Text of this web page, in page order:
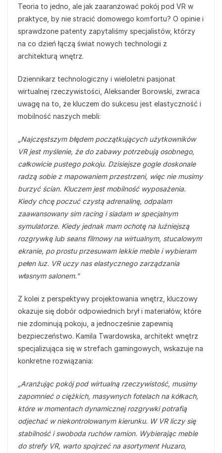
Teoria to jedno, ale jak zaaranżować pokój pod VR w
praktyce, by nie stracić domowego komfortu? O opinie i
sprawdzone patenty zapytaliśmy specjalistów, którzy
na co dzień łączą świat nowych technologii z
architekturą wnętrz.
Dziennikarz technologiczny i wieloletni pasjonat
wirtualnej rzeczywistości, Aleksander Borowski, zwraca
uwagę na to, że kluczem do sukcesu jest elastyczność i
mobilność naszych mebli:
„Najczęstszym błędem początkujących użytkowników
VR jest myślenie, że do zabawy potrzebują osobnego,
całkowicie pustego pokoju. Dzisiejsze gogle doskonale
radzą sobie z mapowaniem przestrzeni, więc nie musimy
burzyć ścian. Kluczem jest mobilność wyposażenia.
Kiedy chcę poczuć czystą adrenalinę, odpalam
zaawansowany sim racing i siadam w specjalnym
symulatorze. Kiedy jednak mam ochotę na luźniejszą
rozgrywkę lub seans filmowy na wirtualnym, stucalowym
ekranie, po prostu przesuwam lekkie meble i wybieram
pełen luz. VR uczy nas elastycznego zarządzania
własnym salonem.”
Z kolei z perspektywy projektowania wnętrz, kluczowy
okazuje się dobór odpowiednich brył i materiałów, które
nie zdominują pokoju, a jednocześnie zapewnią
bezpieczeństwo. Kamila Twardowska, architekt wnętrz
specjalizująca się w strefach gamingowych, wskazuje na
konkretne rozwiązania:
„Aranżując pokój pod wirtualną rzeczywistość, musimy
zapomnieć o ciężkich, masywnych fotelach na kółkach,
które w momentach dynamicznej rozgrywki potrafią
odjechać w niekontrolowanym kierunku. W VR liczy się
stabilność i swoboda ruchów ramion. Wybierając meble
do strefy VR, warto spojrzeć na asortyment Huzaro,